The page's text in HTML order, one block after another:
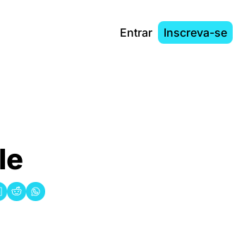
Entrar Inscreva-se